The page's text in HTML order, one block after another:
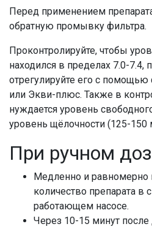
Перед применением
обратную промывку фильтра.
Проконтролируйте, чтобы
находился в пределах 7.0-7.4,
отрегулируйте его с
или Экви-плюс. Также в
нуждается уровень
уровень щёлочности (125-150
При ручном
Медленно и равномерно
количество препарата в
работающем насосе.
Через 10-15 минут после